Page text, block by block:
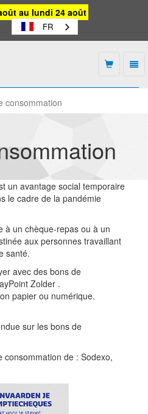
au lundi 24 août
FR
consommation
un avantage social temporaire
le cadre de la pandémie
à un chèque-repas ou à un
aux personnes travaillant
santé.
avec des bons de
Zolder .
papier ou numérique.
sur les bons de
consommation de : Sodexo,